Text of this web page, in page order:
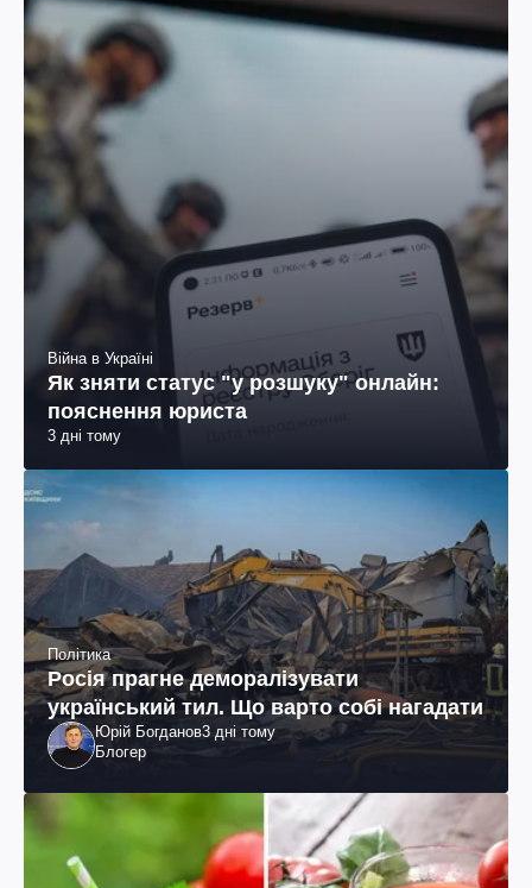
Війна в Україні
Як зняти статус "у розшуку" онлайн:
пояснення юриста
3 дні тому
Політика
Росія прагне деморалізувати
український тил. Що варто собі нагадати
Юрій Богданов3 дні тому
Блогер